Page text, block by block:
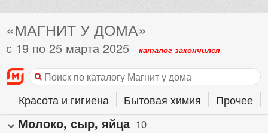
«МАГНИТ У ДОМА»
с 19 по 25 марта 2025 каталог закончился
Красота и гигиена Бытовая химия Прочее
Молоко, сыр, яйца 10